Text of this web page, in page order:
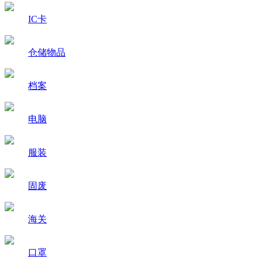
IC卡
仓储物品
档案
电脑
服装
固废
海关
口罩